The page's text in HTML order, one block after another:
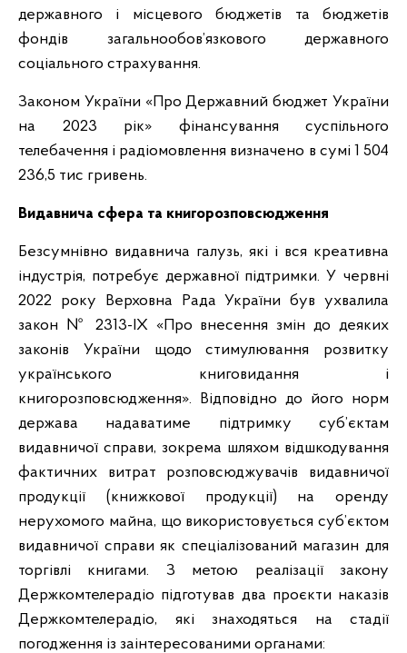
державного і місцевого бюджетів та бюджетів
фондів загальнообов’язкового державного
соціального страхування.
Законом України «Про Державний бюджет України
на 2023 рік» фінансування суспільного
телебачення і радіомовлення визначено в сумі 1 504
236,5 тис гривень.
Видавнича сфера та книгорозповсюдження
Безсумнівно видавнича галузь, які і вся креативна
індустрія, потребує державної підтримки. У червні
2022 року Верховна Рада України був ухвалила
закон № 2313-ІХ «Про внесення змін до деяких
законів України щодо стимулювання розвитку
українського книговидання і
книгорозповсюдження». Відповідно до його норм
держава надаватиме підтримку суб’єктам
видавничої справи, зокрема шляхом відшкодування
фактичних витрат розповсюджувачів видавничої
продукції (книжкової продукції) на оренду
нерухомого майна, що використовується суб’єктом
видавничої справи як спеціалізований магазин для
торгівлі книгами. З метою реалізації закону
Держкомтелерадіо підготував два проєкти наказів
Держкомтелерадіо, які знаходяться на стадії
погодження із заінтересованими органами: